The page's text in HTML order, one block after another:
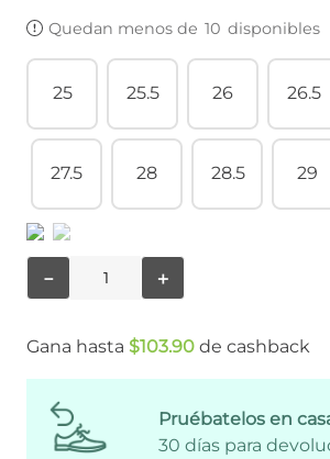
Quedan menos de 10 disponibles
25 25.5 26 26.5
27.5 28 28.5 29
＋
－
Gana hasta $103.90 de cashback
Pruébatelos en
30 días para